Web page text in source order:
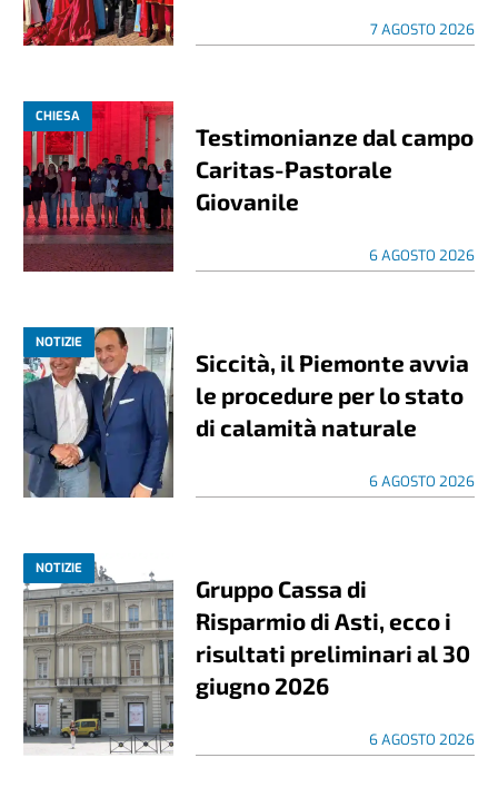
7 AGOSTO 2026
CHIESA
Testimonianze dal campo
Caritas-Pastorale
Giovanile
6 AGOSTO 2026
NOTIZIE
Siccità, il Piemonte avvia
le procedure per lo stato
di calamità naturale
6 AGOSTO 2026
NOTIZIE
Gruppo Cassa di
Risparmio di Asti, ecco i
risultati preliminari al 30
giugno 2026
6 AGOSTO 2026